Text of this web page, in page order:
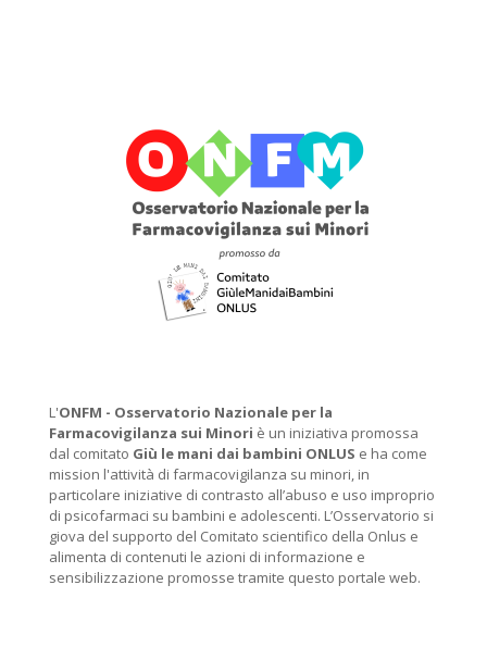
L'ONFM - Osservatorio Nazionale per la
Farmacovigilanza sui Minori è un iniziativa promossa
dal comitato Giù le mani dai bambini ONLUS e ha come
mission l'attività di farmacovigilanza su minori, in
particolare iniziative di contrasto all’abuso e uso improprio
di psicofarmaci su bambini e adolescenti. L’Osservatorio si
giova del supporto del Comitato scientifico della Onlus e
alimenta di contenuti le azioni di informazione e
sensibilizzazione promosse tramite questo portale web.